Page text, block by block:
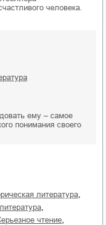
человека.
ему – самое
понимания своего
литература
серьезное чтение